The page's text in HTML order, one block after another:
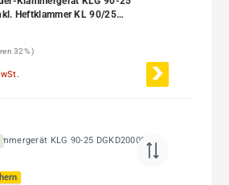
Heftklammer KL 90/25
32% )